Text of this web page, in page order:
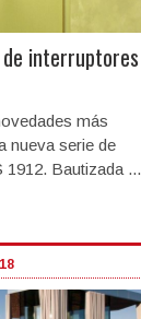
más
nueva serie de
Bautizada ...